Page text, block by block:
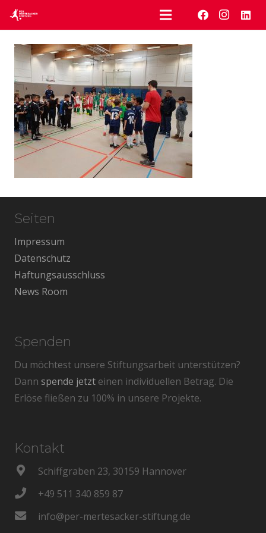
Seiten
Impressum
Datenschutz
Haftungsausschluss
News Room
Spenden
Du möchtest unsere Stiftungsarbeit unterstützen?
Dann spende jetzt einen individuellen Betrag. Die
Erlöse fließen zu 100% in unsere Projekte.
Kontakt
Schiffgraben 23, 30159 Hannover
+49 511 340 859 87
info@per-mertesacker-stiftung.de